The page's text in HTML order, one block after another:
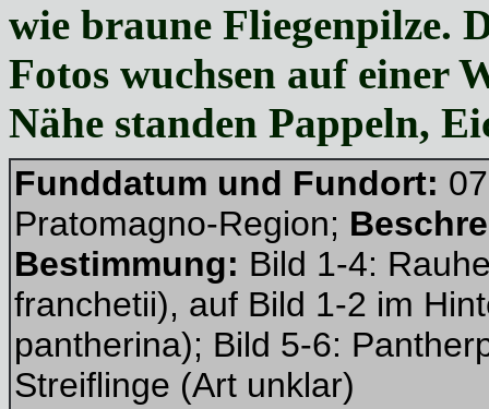
wie braune Fliegenpilze.
Fotos wuchsen auf einer
Nähe standen Pappeln,
Funddatum und Fundort:
Pratomagno-Region;
Bestimmung: Bild 1-4:
franchetii), auf Bild 1-2 im
pantherina); Bild 5-6:
Streiflinge (Art unklar)